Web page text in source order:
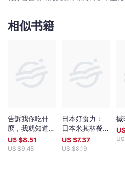
Bookniverse
工場到賣場，親身觀察與訪談，如偵探
了解飲食，才能越享受飲食。解開雜食
新思考人類與自然的關係開始。
相似书籍
告訴我你吃什
麼，我就知道你
是誰：吃速食長
大的一代不知道
US $8.51
US $9.45
日本好食力：
日本米其林餐廳
擄獲人心的好服
務,好食趣,好創
US $7.37
US $8.19
搣